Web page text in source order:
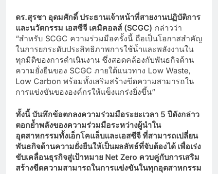
ดร.สุรชา อุดมศักดิ์ ประธานเจ้าหน้าที่สายงานปฏิบัติการ
และนวัตกรรม เอสซีจี เคมิคอลส์ (SCGC) กล่าวว่า
“สำหรับ SCGC ความร่วมมือครั้งนี้ ถือเป็นโอกาสสำคัญ
ในการยกระดับประสิทธิภาพการใช้น้ำและพลังงานใน
ทุกมิติของการดำเนินงาน ซึ่งสอดคล้องกับพันธกิจด้าน
ความยั่งยืนของ SCGC ภายใต้แนวทาง Low Waste,
Low Carbon พร้อมทั้งเสริมสร้างขีดความสามารถใน
การแข่งขันขององค์กรให้แข็งแกร่งยิ่งขึ้น”
ทั้งนี้ บันทึกข้อตกลงความร่วมมือระยะเวลา 5 ปีดังกล่าว
ตอกย้ำพลังของความร่วมมือระหว่างผู้นำใน
อุตสาหกรรมทั้งเอ็กโคแล็บและเอสซีจี ที่สามารถเปลี่ยน
พันธกิจด้านความยั่งยืนให้เป็นผลลัพธ์ที่จับต้องได้ เพื่อเร่ง
ขับเคลื่อนธุรกิจสู่เป้าหมาย Net Zero ควบคู่กับการเสริม
สร้างขีดความสามารถในการแข่งขันในทุกอุตสาหกรรม